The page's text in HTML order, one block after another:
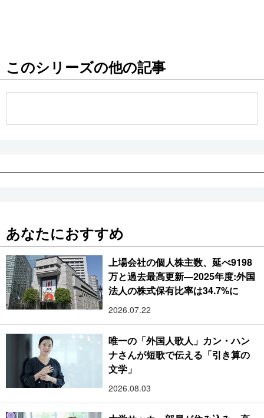
お知らせ
このシリーズの他の記事
あなたにおすすめ
上場会社の個人株主数、延べ9198
万と過去最高更新―2025年度:外国
法人の株式保有比率は34.7%に
2026.07.22
唯一の「外国人歌人」カン・ハン
ナさんが短歌で伝える「引き算の
文学」
2026.08.03